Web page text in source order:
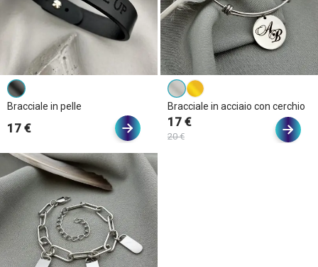
Bracciale in pelle
17 €
Bracciale in acciaio con cerchio
17 €
20 €